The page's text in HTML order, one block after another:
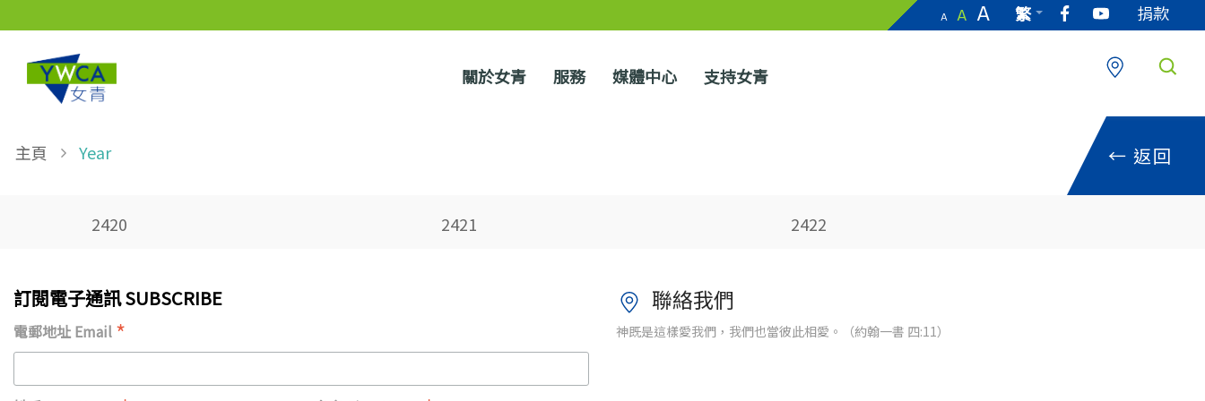
A A A
繁
捐款
關於女青 服務 媒體中心 支持女青
主頁 Year ← 返回
2420 2421 2422
訂閱電子通訊 SUBSCRIBE
電郵地址 Email *
聯絡我們
神既是這樣愛我們，我們也當彼此相愛。（約翰一書 四:11）